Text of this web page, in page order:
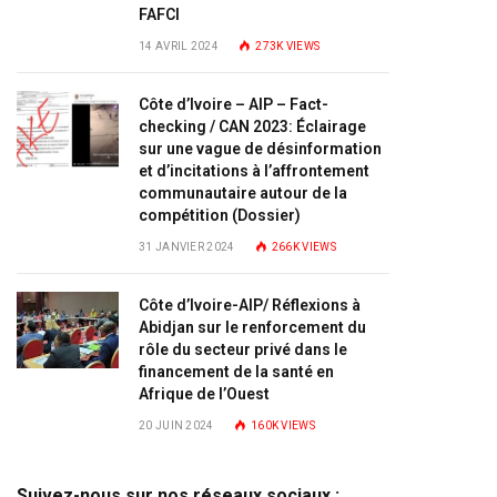
FAFCI
14 AVRIL 2024 273K VIEWS
Côte d’Ivoire – AIP – Fact-
checking / CAN 2023: Éclairage
sur une vague de désinformation
et d’incitations à l’affrontement
communautaire autour de la
compétition (Dossier)
31 JANVIER 2024 266KVIEWS
Côte d’Ivoire-AIP/ Réflexions à
Abidjan sur le renforcement du
rôle du secteur privé dans le
financement de la santé en
Afrique de l’Ouest
20 JUIN 2024 160KVIEWS